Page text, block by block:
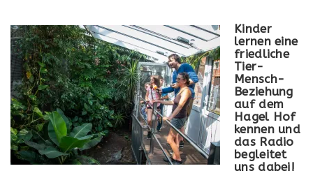
Kinder
lernen eine
friedliche
Tier-
Mensch-
Beziehung
auf dem
Hagel Hof
kennen und
das Radio
begleitet
uns dabei!